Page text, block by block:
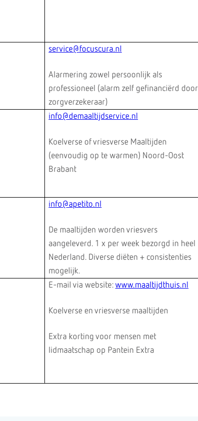
service@focuscura.nl
Alarmering zowel persoonlijk als
professioneel (alarm zelf gefinanciërd door
zorgverzekeraar)
info@demaaltijdservice.nl
Koelverse of vriesverse Maaltijden
(eenvoudig op te warmen) Noord-Oost
Brabant
info@apetito.nl
De maaltijden worden vriesvers
aangeleverd. 1 x per week bezorgd in heel
Nederland. Diverse diëten + consistenties
mogelijk.
E-mail via website:www.maaltijdthuis.nl
Koelverse en vriesverse maaltijden
Extra korting voor mensen met
lidmaatschap op Pantein Extra